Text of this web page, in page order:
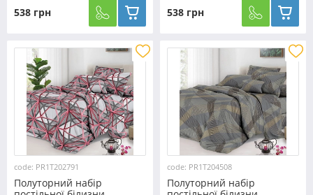
538 грн 538 грн
code: PR1T202791
Полуторний набір
code: PR1T204508
Полуторний набір